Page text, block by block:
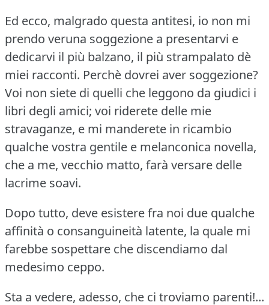
Ed ecco, malgrado questa antitesi, io non mi
prendo veruna soggezione a presentarvi e
dedicarvi il più balzano, il più strampalato dè
miei racconti. Perchè dovrei aver soggezione?
Voi non siete di quelli che leggono da giudici i
libri degli amici; voi riderete delle mie
stravaganze, e mi manderete in ricambio
qualche vostra gentile e melanconica novella,
che a me, vecchio matto, farà versare delle
lacrime soavi.
Dopo tutto, deve esistere fra noi due qualche
affinità o consanguineità latente, la quale mi
farebbe sospettare che discendiamo dal
medesimo ceppo.
Sta a vedere, adesso, che ci troviamo parenti!...